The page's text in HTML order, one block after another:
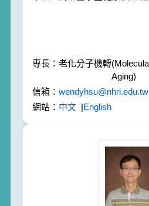
老化分子機轉
Aging)
wendyhsu@nhri.edu.tw
中文 |English